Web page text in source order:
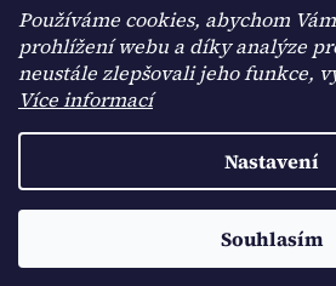
Používáme cookies, abychom
prohlížení webu a díky analýze
neustále zlepšovali jeho funkce,
Více informací
Nastavení
Souhlasím
Vytvořil
Rózi kreativ.